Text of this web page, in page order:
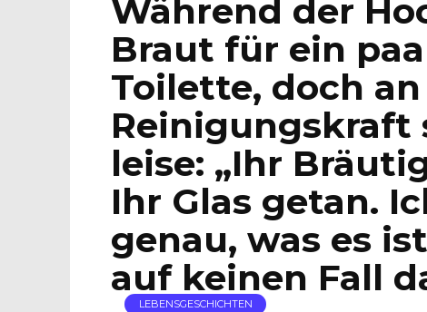
Während der
Braut für ein
Toilette, doch
Reinigungskraft
leise: „Ihr
Ihr Glas getan.
genau, was es
auf keinen Fall
LEBENSGESCHICHTEN